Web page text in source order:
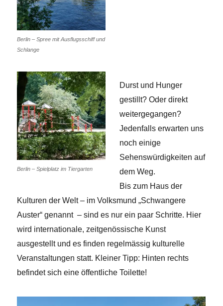
Berlin – Spree mit Ausflugsschiff und
Schlange
Berlin – Spielplatz im Tiergarten
Durst und Hunger
gestillt? Oder direkt
weitergegangen?
Jedenfalls erwarten uns
noch einige
Sehenswürdigkeiten auf
dem Weg.
Bis zum Haus der
Kulturen der Welt – im Volksmund „Schwangere
Auster“ genannt – sind es nur ein paar Schritte. Hier
wird internationale, zeitgenössische Kunst
ausgestellt und es finden regelmässig kulturelle
Veranstaltungen statt. Kleiner Tipp: Hinten rechts
befindet sich eine öffentliche Toilette!